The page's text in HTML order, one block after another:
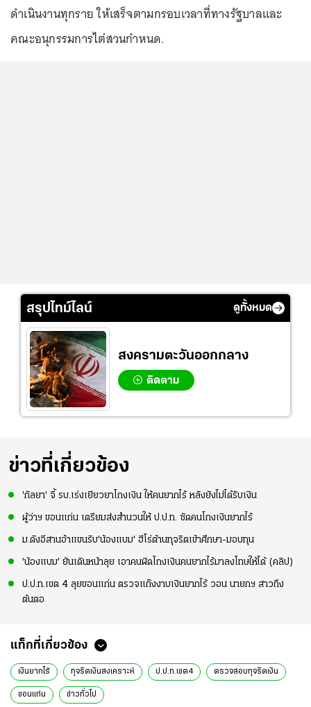
ดำเนินงานทุกราย ให้เสร็จตามกรอบเวลาที่ทางรัฐบาลและ
คณะอนุกรรมการไต่สวนกำหนด.
สรุปไทม์ไลน์ ดูทั้งหมด
สงครามตะวันออกกลาง
ติดตาม
ข่าวที่เกี่ยวข้อง
'กัลยา' จี้ รบ.เร่งเยียวยาโกงเงิน ให้คนยากไร้ หลังยังไม่ได้รับเงิน
ผู้ว่าฯ ขอนแก่น เตรียมส่งสำนวนให้ ป.ป.ท. ซัดคนโกงเงินยากไร้
ม.ดังอีสานอ้าแขนรับ'น้องแบม' ฮีโร่ต้านทุจริตเข้าศึกษา-มอบทุน
'น้องแบม' ยันเดินหน้าลุย เอาคนผิดโกงเงินคนยากไร้มาลงโทษให้ได้ (คลิป)
ป.ป.ท.เขต 4 ลุยขอนแก่น ตรวจแก๊งงาบเงินยากไร้ วอน นายกฯ สาวถึง
ต้นตอ
แท็กที่เกี่ยวข้อง
เงินยากไร้ ทุจริตเงินสงเคราะห์ ป.ป.ท.เขต4 ตรวจสอบทุจริตเงิน
ขอนแก่น ข่าวทั่วไป